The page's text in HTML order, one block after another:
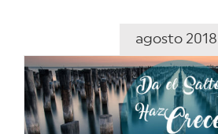
agosto 2018